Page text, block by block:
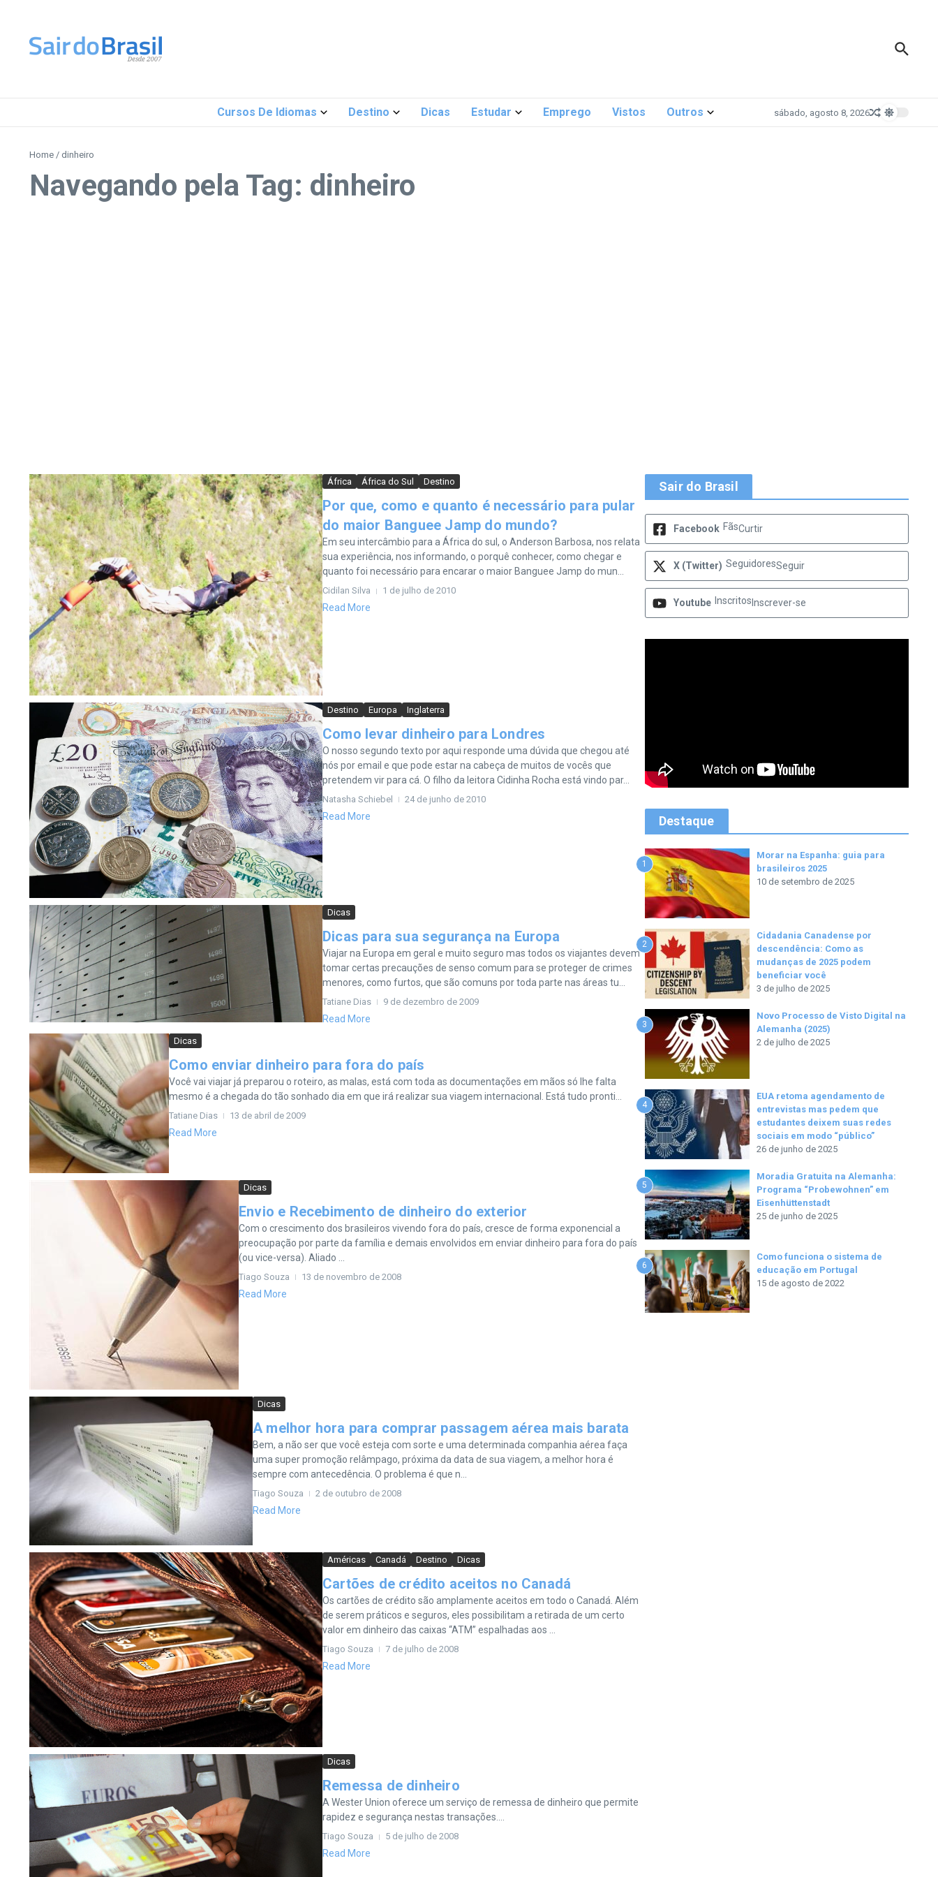
Cursos De Idiomas Destino Dicas Estudar Emprego Vistos Outros sábado, agosto 8, 2026
Home / dinheiro
Navegando pela Tag: dinheiro
África África do Sul Destino
Por que, como e quanto é necessário para pular
do maior Banguee Jamp do mundo?
Em seu intercâmbio para a África do sul, o Anderson Barbosa, nos relata
sua experiência, nos informando, o porquê conhecer, como chegar e
quanto foi necessário para encarar o maior Banguee Jamp do mun...
Cidilan Silva 1 de julho de 2010
Read More
Destino Europa Inglaterra
Como levar dinheiro para Londres
O nosso segundo texto por aqui responde uma dúvida que chegou até
nós por email e que pode estar na cabeça de muitos de vocês que
pretendem vir para cá. O filho da leitora Cidinha Rocha está vindo par...
Natasha Schiebel 24 de junho de 2010
Read More
Dicas
Dicas para sua segurança na Europa
Viajar na Europa em geral e muito seguro mas todos os viajantes devem
tomar certas precauções de senso comum para se proteger de crimes
menores, como furtos, que são comuns por toda parte nas áreas tu...
Tatiane Dias 9 de dezembro de 2009
Read More
Dicas
Como enviar dinheiro para fora do país
Você vai viajar já preparou o roteiro, as malas, está com toda as documentações em mãos só lhe falta
mesmo é a chegada do tão sonhado dia em que irá realizar sua viagem internacional. Está tudo pronti...
Tatiane Dias 13 de abril de 2009
Read More
Dicas
Envio e Recebimento de dinheiro do exterior
Com o crescimento dos brasileiros vivendo fora do país, cresce de forma exponencial a
preocupação por parte da família e demais envolvidos em enviar dinheiro para fora do país
(ou vice-versa). Aliado ...
Tiago Souza 13 de novembro de 2008
Read More
Dicas
A melhor hora para comprar passagem aérea mais barata
Bem, a não ser que você esteja com sorte e uma determinada companhia aérea faça
uma super promoção relâmpago, próxima da data de sua viagem, a melhor hora é
sempre com antecedência. O problema é que n...
Tiago Souza 2 de outubro de 2008
Read More
Américas Canadá Destino Dicas
Cartões de crédito aceitos no Canadá
Os cartões de crédito são amplamente aceitos em todo o Canadá. Além
de serem práticos e seguros, eles possibilitam a retirada de um certo
valor em dinheiro das caixas “ATM” espalhadas aos ...
Tiago Souza 7 de julho de 2008
Read More
Dicas
Remessa de dinheiro
A Wester Union oferece um serviço de remessa de dinheiro que permite
rapidez e segurança nestas transações....
Tiago Souza 5 de julho de 2008
Read More
Sair do Brasil
Facebook FãsCurtir
X (Twitter) SeguidoresSeguir
Youtube Inscritos Inscrever-se
Destaque
1
Morar na Espanha: guia para
brasileiros 2025
10 de setembro de 2025
2
Cidadania Canadense por
descendência: Como as
mudanças de 2025 podem
beneficiar você
3 de julho de 2025
3
Novo Processo de Visto Digital na
Alemanha (2025)
2 de julho de 2025
4
EUA retoma agendamento de
entrevistas mas pedem que
estudantes deixem suas redes
sociais em modo “público”
26 de junho de 2025
5
Moradia Gratuita na Alemanha:
Programa “Probewohnen” em
Eisenhüttenstadt
25 de junho de 2025
6
Como funciona o sistema de
educação em Portugal
15 de agosto de 2022